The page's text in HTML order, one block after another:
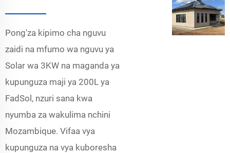
Pong'za kipimo cha nguvu
zaidi na mfumo wa nguvu ya
Solar wa 3KW na maganda ya
kupunguza maji ya 200L ya
FadSol, nzuri sana kwa
nyumba za wakulima nchini
Mozambique. Vifaa vya
kupunguza na vya kuboresha